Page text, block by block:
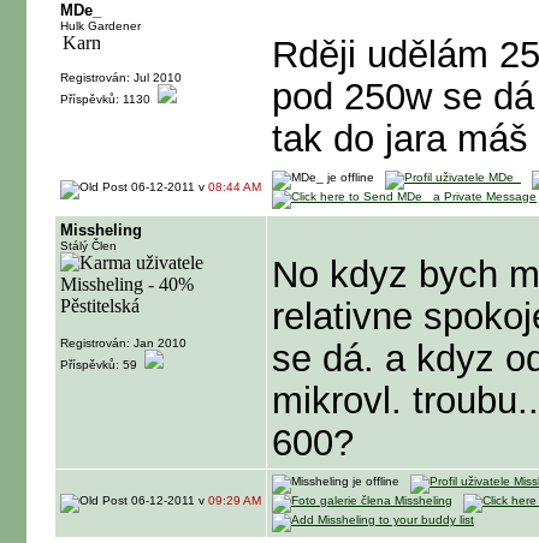
MDe_
Hulk Gardener
Registrován: Jul 2010
Příspěvků: 1130
Rději udělám
pod 250w se
tak do jara
06-12-2011 v 08:44 AM
Missheling
Stálý Člen
Registrován: Jan 2010
Příspěvků: 59
No kdyz bych
relativne
se dá. a kdyz
mikrovl.
600?
06-12-2011 v 09:29 AM